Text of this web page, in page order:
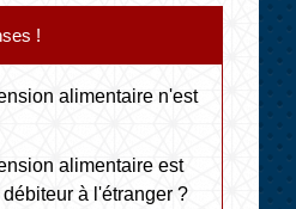
!
alimentaire n'est
alimentaire est
à l'étranger ?